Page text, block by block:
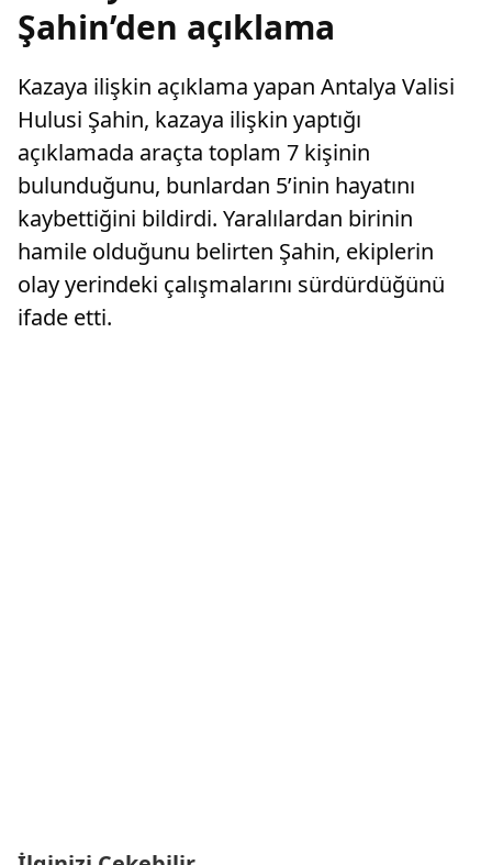
Şahin’den açıklama
Kazaya ilişkin açıklama yapan Antalya Valisi
Hulusi Şahin, kazaya ilişkin yaptığı
açıklamada araçta toplam 7 kişinin
bulunduğunu, bunlardan 5’inin hayatını
kaybettiğini bildirdi. Yaralılardan birinin
hamile olduğunu belirten Şahin, ekiplerin
olay yerindeki çalışmalarını sürdürdüğünü
ifade etti.